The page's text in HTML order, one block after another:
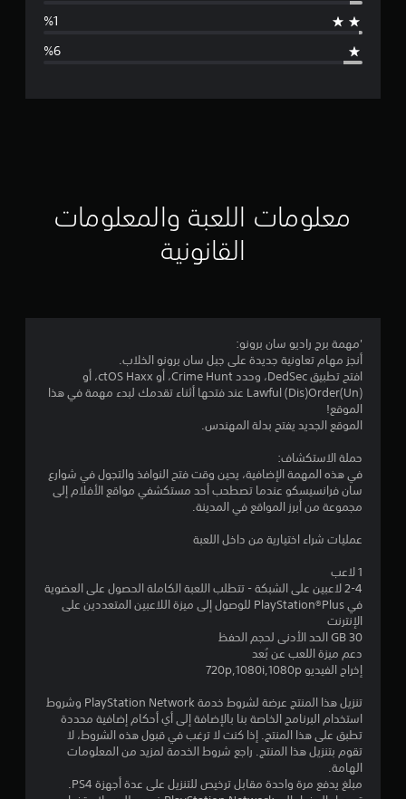
ط
ت
ي
.
ن
و
ن
5
و
م
م
معلومات اللعبة والمعلومات
القانونية
'مهمة برج راديو سان برونو:
أنجز مهام تعاونية جديدة على جبل سان برونو الخلاب.
افتح تطبيق DedSec، وحدد Crime Hunt، أو ctOS Haxx، أو
(Un)Lawful (Dis)Order عند فتحها أثناء تقدمك لبدء مهمة في هذا
الموقع!
الموقع الجديد يفتح بدلة المهندس.
حملة الاستكشاف:
في هذه المهمة الإضافية، يحين وقت فتح النوافذ والتجول في شوارع
سان فرانسيسكو عندما تصطحب أحد مستكشفي مواقع الأفلام إلى
مجموعة من أبرز المواقع في المدينة.
عمليات شراء اختيارية من داخل اللعبة
1 لاعب
2-4 لاعبين على الشبكة - تتطلب اللعبة الكاملة الحصول على العضوية
في PlayStation®Plus للوصول إلى ميزة اللاعبين المتعددين على
الإنترنت
30 GB الحد الأدنى لحجم الحفظ
دعم ميزة اللعب عن بُعد
إخراج الفيديو 720p,1080i,1080p
تنزيل هذا المنتج عرضة لشروط خدمة PlayStation Network وشروط
استخدام البرنامج الخاصة بنا بالإضافة إلى أي أحكام إضافية محددة
تطبق على هذا المنتج. إذا كنت لا ترغب في قبول هذه الشروط، لا
تقوم بتنزيل هذا المنتج. راجع شروط الخدمة لمزيد من المعلومات
الهامة.
مبلغ يدفع مرة واحدة مقابل ترخيص للتنزيل على عدة أجهزة PS4.